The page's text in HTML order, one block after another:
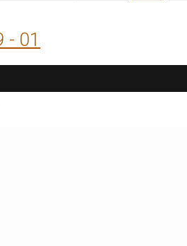
- 01